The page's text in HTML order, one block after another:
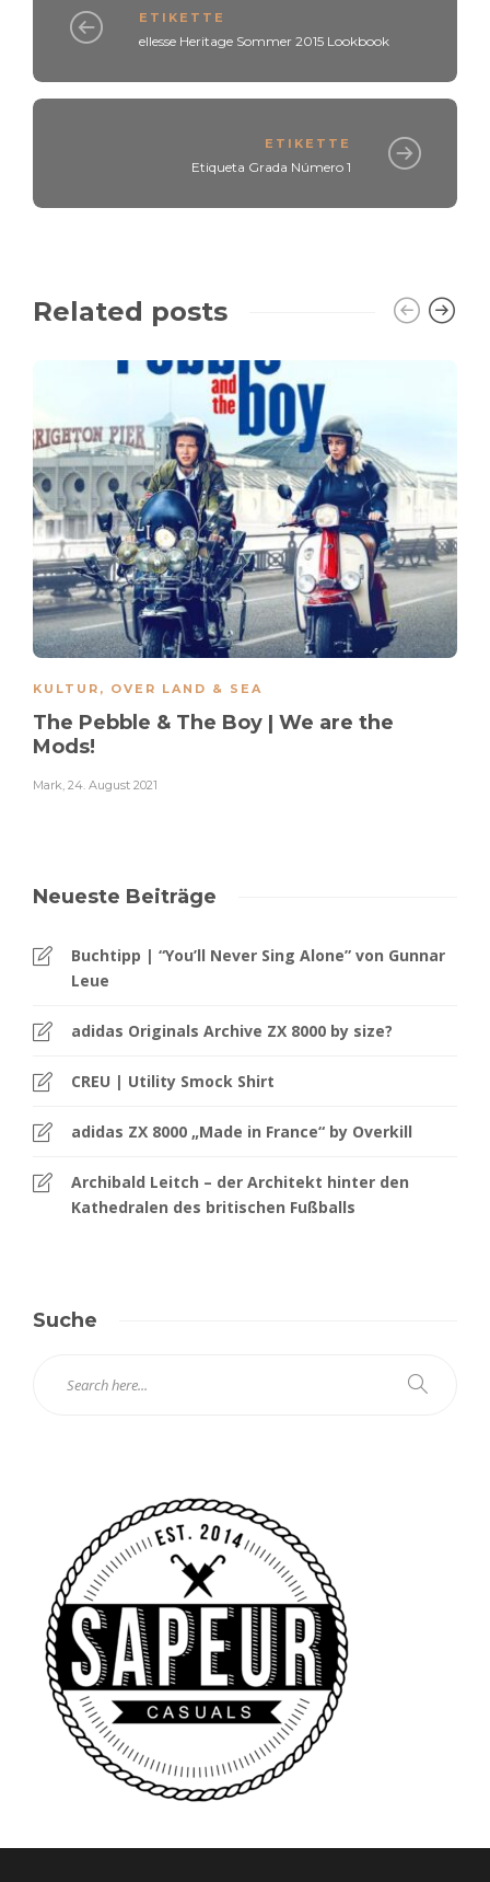
ETIKETTE
ellesse Heritage Sommer 2015 Lookbook
ETIKETTE
Etiqueta Grada Número 1
Related posts
KULTUR , OVER LAND & SEA
The Pebble & The Boy | We are the
Mods!
Mark, 24. August 2021
Neueste Beiträge
Buchtipp | “You’ll Never Sing Alone” von Gunnar
Leue
adidas Originals Archive ZX 8000 by size?
CREU | Utility Smock Shirt
adidas ZX 8000 „Made in France“ by Overkill
Archibald Leitch – der Architekt hinter den
Kathedralen des britischen Fußballs
Suche